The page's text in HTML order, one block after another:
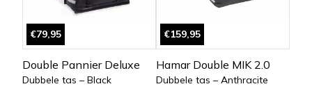
€79,95
Double Pannier Deluxe
Dubbele tas – Black
€159,95
Hamar Double MIK 2.0
Dubbele tas – Anthracite